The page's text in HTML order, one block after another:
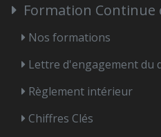
Formation
Nos formations
Lettre d'engagement du
Règlement intérieur
Chiffres Clés